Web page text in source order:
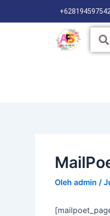
Oleh admin /